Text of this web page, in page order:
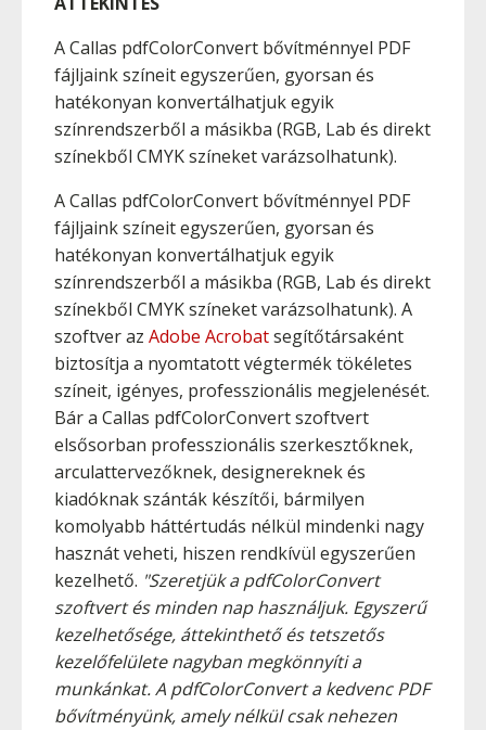
A Callas pdfColorConvert bővítménnyel PDF
fájljaink színeit egyszerűen, gyorsan és
hatékonyan konvertálhatjuk egyik
színrendszerből a másikba (RGB, Lab és direkt
színekből CMYK színeket varázsolhatunk).
A Callas pdfColorConvert bővítménnyel PDF
fájljaink színeit egyszerűen, gyorsan és
hatékonyan konvertálhatjuk egyik
színrendszerből a másikba (RGB, Lab és direkt
színekből CMYK színeket varázsolhatunk). A
szoftver az Adobe Acrobatsegítőtársaként
biztosítja a nyomtatott végtermék tökéletes
színeit, igényes, professzionális megjelenését.
Bár a Callas pdfColorConvert szoftvert
elsősorban professzionális szerkesztőknek,
arculattervezőknek, designereknek és
kiadóknak szánták készítői, bármilyen
komolyabb háttértudás nélkül mindenki nagy
hasznát veheti, hiszen rendkívül egyszerűen
kezelhető. "Szeretjük a pdfColorConvert
szoftvert és minden nap használjuk. Egyszerű
kezelhetősége, áttekinthető és tetszetős
kezelőfelülete nagyban megkönnyíti a
munkánkat. A pdfColorConvert a kedvenc PDF
bővítményünk, amely nélkül csak nehezen